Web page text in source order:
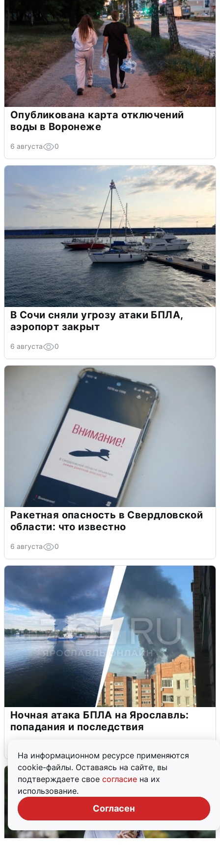
На информационном ресурсе применяются
cookie-файлы. Оставаясь на сайте, вы
подтверждаете свое согласие на их
использование.
Согласен
Опубликована карта отключений
воды в Воронеже
6 августа 0
В Сочи сняли угрозу атаки БПЛА,
аэропорт закрыт
6 августа 0
Ракетная опасность в Свердловской
области: что известно
6 августа 0
Ночная атака БПЛА на Ярославль:
попадания и последствия